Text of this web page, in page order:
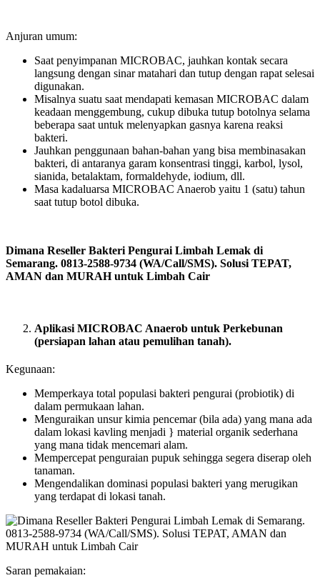
Anjuran umum:
Saat penyimpanan MICROBAC, jauhkan kontak secara
langsung dengan sinar matahari dan tutup dengan rapat selesai
digunakan.
Misalnya suatu saat mendapati kemasan MICROBAC dalam
keadaan menggembung, cukup dibuka tutup botolnya selama
beberapa saat untuk melenyapkan gasnya karena reaksi
bakteri.
Jauhkan penggunaan bahan-bahan yang bisa membinasakan
bakteri, di antaranya garam konsentrasi tinggi, karbol, lysol,
sianida, betalaktam, formaldehyde, iodium, dll.
Masa kadaluarsa MICROBAC Anaerob yaitu 1 (satu) tahun
saat tutup botol dibuka.
Dimana Reseller Bakteri Pengurai Limbah Lemak di
Semarang. 0813-2588-9734 (WA/Call/SMS). Solusi TEPAT,
AMAN dan MURAH untuk Limbah Cair
Aplikasi MICROBAC Anaerob untuk Perkebunan
(persiapan lahan atau pemulihan tanah).
Kegunaan:
Memperkaya total populasi bakteri pengurai (probiotik) di
dalam permukaan lahan.
Menguraikan unsur kimia pencemar (bila ada) yang mana ada
dalam lokasi kavling menjadi } material organik sederhana
yang mana tidak mencemari alam.
Mempercepat penguraian pupuk sehingga segera diserap oleh
tanaman.
Mengendalikan dominasi populasi bakteri yang merugikan
yang terdapat di lokasi tanah.
Saran pemakaian: